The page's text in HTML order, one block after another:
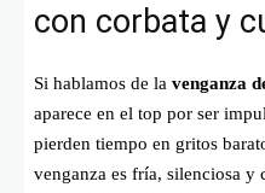
con corbata y
Si hablamos de la venganza
aparece en el top por ser
pierden tiempo en gritos
venganza es fría, silenciosa y